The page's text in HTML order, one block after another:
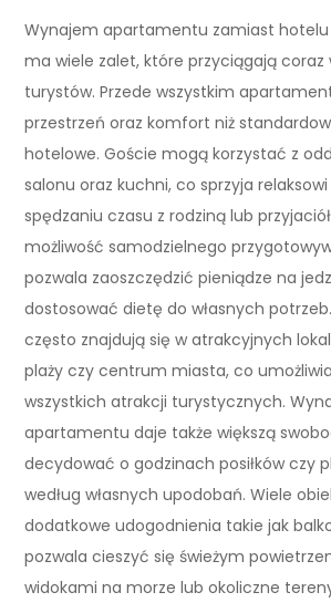
Wynajem apartamentu zamiast hotelu
ma wiele zalet, które przyciągają coraz
turystów. Przede wszystkim
przestrzeń oraz komfort niż
hotelowe. Goście mogą korzystać z
salonu oraz kuchni, co sprzyja
spędzaniu czasu z rodziną lub
możliwość samodzielnego
pozwala zaoszczędzić pieniądze na
dostosować dietę do własnych
często znajdują się w atrakcyjnych
plaży czy centrum miasta, co
wszystkich atrakcji turystycznych.
apartamentu daje także większą
decydować o godzinach posiłków czy
według własnych upodobań. Wiele
dodatkowe udogodnienia takie jak
pozwala cieszyć się świeżym
widokami na morze lub okoliczne